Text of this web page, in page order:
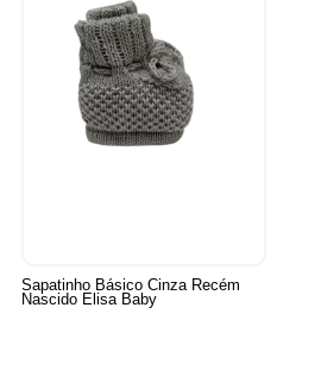
Sapatinho Básico Cinza Recém
Nascido Elisa Baby